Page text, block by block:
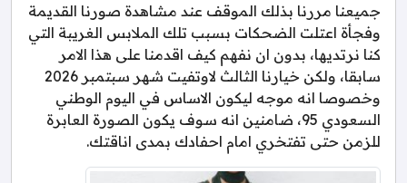
جميعنا مررنا بذلك الموقف عند مشاهدة صورنا القديمة
وفجأة اعتلت الضحكات بسبب تلك الملابس الغريبة التي
كنا نرتديها، بدون ان نفهم كيف اقدمنا على هذا الامر
سابقا، ولكن خيارنا الثالث لاوتفيت شهر سبتمبر 2026
وخصوصا انه موجه ليكون الاساس في اليوم الوطني
السعودي 95، ضامنين انه سوف يكون الصورة العابرة
للزمن حتى تفتخري امام احفادك بمدى اناقتك.